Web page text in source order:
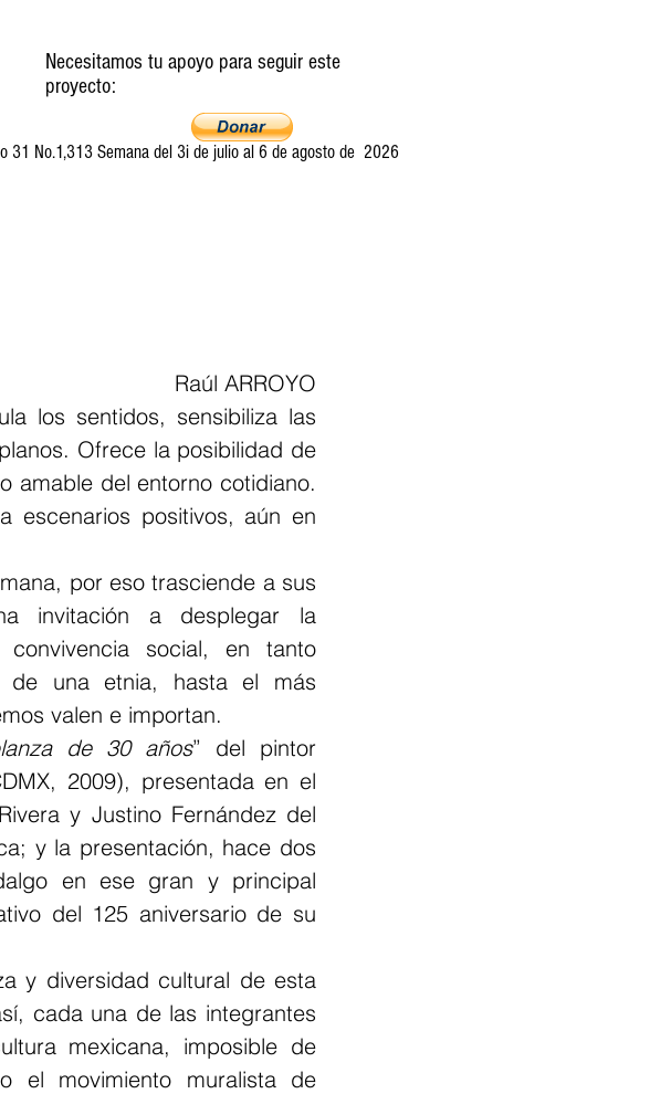
Necesitamos tu apoyo para seguir este
proyecto:
31 No.1,313 Semana del 3i de julio al 6 de agosto de 2026
Raúl ARROYO
los sentidos, sensibiliza las
Ofrece la posibilidad de
amable del entorno cotidiano.
escenarios positivos, aún en
por eso trasciende a sus
invitación a desplegar la
social, en tanto
de una etnia, hasta el más
valen e importan.
de 30 años” del pintor
2009), presentada en el
y Justino Fernández del
y la presentación, hace dos
en ese gran y principal
del 125 aniversario de su
y diversidad cultural de esta
cada una de las integrantes
mexicana, imposible de
el movimiento muralista de